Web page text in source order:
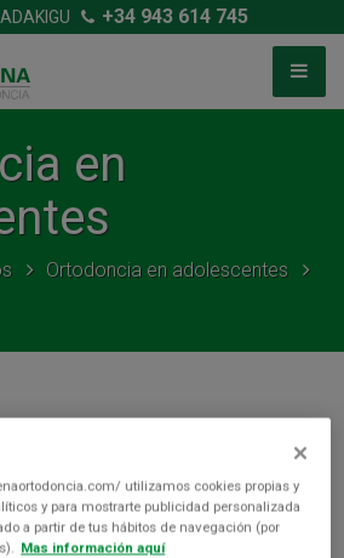
+34 943 614 745
en
Ortodoncia en adolescentes
utilizamos cookies propias y
y para mostrarte publicidad personalizada
a partir de tus hábitos de navegación (por
Mas información aquí